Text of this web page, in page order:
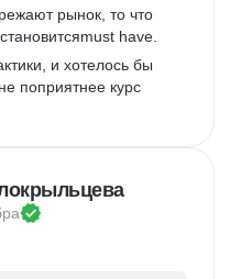
рынок, то что
have.
и хотелось бы
поприятнее курс